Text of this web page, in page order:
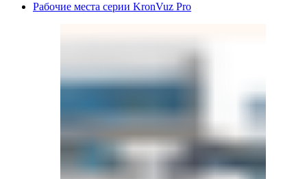
Рабочие места серии KronVuz Pro